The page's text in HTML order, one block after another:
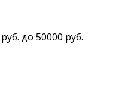
до 50000 руб.